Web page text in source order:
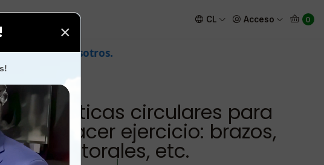
×
CL Acceso 0
y hacer ejercicio: brazos, pectorales, etc.
elásticas circulares para
y hacer ejercicio: brazos,
pectorales, etc.